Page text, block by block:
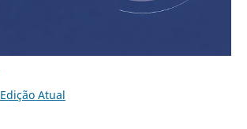
Edição Atual